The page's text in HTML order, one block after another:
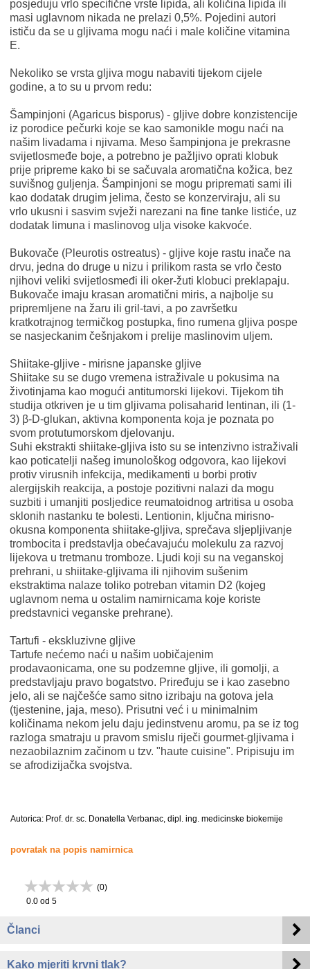
posjeduju vrlo specifične vrste lipida, ali količina lipida ili
masi uglavnom nikada ne prelazi 0,5%. Pojedini autori
ističu da se u gljivama mogu naći i male količine vitamina
E.
Nekoliko se vrsta gljiva mogu nabaviti tijekom cijele
godine, a to su u prvom redu:
Šampinjoni (Agaricus bisporus) - gljive dobre konzistencije
iz porodice pečurki koje se kao samonikle mogu naći na
našim livadama i njivama. Meso šampinjona je prekrasne
svijetlosmeđe boje, a potrebno je pažljivo oprati klobuk
prije pripreme kako bi se sačuvala aromatična kožica, bez
suvišnog guljenja. Šampinjoni se mogu pripremati sami ili
kao dodatak drugim jelima, često se konzerviraju, ali su
vrlo ukusni i sasvim svježi narezani na fine tanke listiće, uz
dodatak limuna i maslinovog ulja visoke kakvoće.
Bukovače (Pleurotis ostreatus) - gljive koje rastu inače na
drvu, jedna do druge u nizu i prilikom rasta se vrlo često
njihovi veliki svijetlosmeđi ili oker-žuti klobuci preklapaju.
Bukovače imaju krasan aromatični miris, a najbolje su
pripremljene na žaru ili gril-tavi, a po završetku
kratkotrajnog termičkog postupka, fino rumena gljiva pospe
se nasjeckanim češnjakom i prelije maslinovim uljem.
Shiitake-gljive - mirisne japanske gljive
Shiitake su se dugo vremena istraživale u pokusima na
životinjama kao mogući antitumorski lijekovi. Tijekom tih
studija otkriven je u tim gljivama polisaharid lentinan, ili (1-
3) β-D-glukan, aktivna komponenta koja je poznata po
svom protutumorskom djelovanju.
Suhi ekstrakti shiitake-gljiva isto su se intenzivno istraživali
kao poticatelji našeg imunološkog odgovora, kao lijekovi
protiv virusnih infekcija, medikamenti u borbi protiv
alergijskih reakcija, a postoje pozitivni nalazi da mogu
suzbiti i umanjiti posljedice reumatoidnog artritisa u osoba
sklonih nastanku te bolesti. Lentionin, ključna mirisno-
okusna komponenta shiitake-gljiva, sprečava sljepljivanje
trombocita i predstavlja obećavajuću molekulu za razvoj
lijekova u tretmanu tromboze. Ljudi koji su na veganskoj
prehrani, u shiitake-gljivama ili njihovim sušenim
ekstraktima nalaze toliko potreban vitamin D2 (kojeg
uglavnom nema u ostalim namirnicama koje koriste
predstavnici veganske prehrane).
Tartufi - ekskluzivne gljive
Tartufe nećemo naći u našim uobičajenim
prodavaonicama, one su podzemne gljive, ili gomolji, a
predstavljaju pravo bogatstvo. Priređuju se i kao zasebno
jelo, ali se najčešće samo sitno izribaju na gotova jela
(tjestenine, jaja, meso). Prisutni već i u minimalnim
količinama nekom jelu daju jedinstvenu aromu, pa se iz tog
razloga smatraju u pravom smislu riječi gourmet-gljivama i
nezaobilaznim začinom u tzv. "haute cuisine". Pripisuju im
se afrodizijačka svojstva.
Autorica: Prof. dr. sc. Donatella Verbanac, dipl. ing. medicinske biokemije
povratak na popis namirnica
(0)
0.0 od 5
Članci
Kako mjeriti krvni tlak?